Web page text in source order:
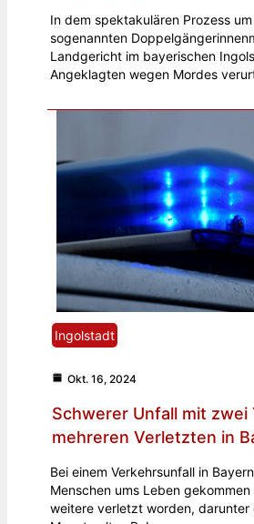
In dem spektakulären Prozess
sogenannten
Landgericht im bayerischen
Angeklagten wegen Mordes
Ingolstadt
Okt. 16, 2024
Schwerer Unfall mit zwei
mehreren Verletzten in
Bei einem Verkehrsunfall in
Menschen ums Leben
weitere verletzt worden, darunter